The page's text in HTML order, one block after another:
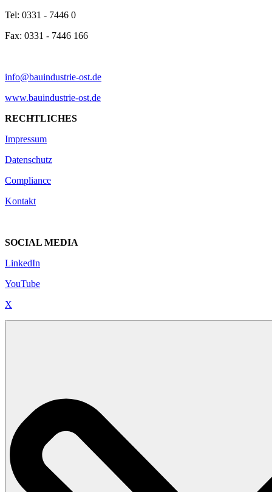
Tel: 0331 - 7446 0
Fax: 0331 - 7446 166
info@bauindustrie-ost.de
www.bauindustrie-ost.de
RECHTLICHES
Impressum
Datenschutz
Compliance
Kontakt
SOCIAL MEDIA
LinkedIn
YouTube
X